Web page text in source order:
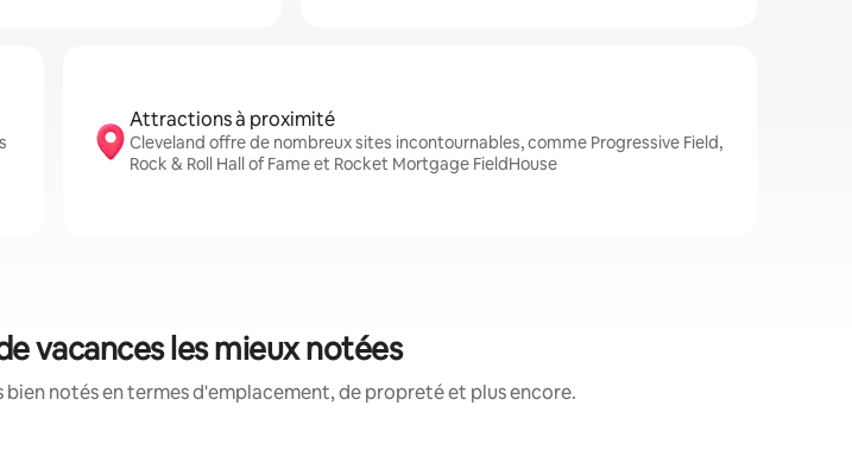
Attractions à proximité
Cleveland offre de nombreux sites incontournables, comme Progressive Field,
Rock & Roll Hall of Fame et Rocket Mortgage FieldHouse
vacances les mieux notées
bien notés en termes d'emplacement, de propreté et plus encore.